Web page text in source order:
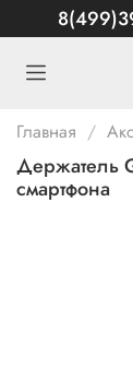
Главная
Держатель
смартфона